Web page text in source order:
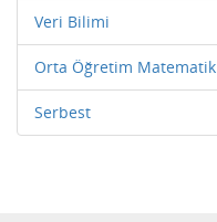
Veri Bilimi
Orta Öğretim Matematik
Serbest